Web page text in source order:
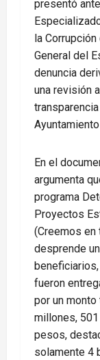
presentó
la
General del
denuncia
una revisión
transparencia
En el
argumenta
programa
Proyectos
(Creemos en
desprende
fueron
por un
millones,
pesos,
solamente 4